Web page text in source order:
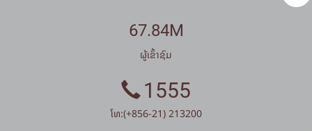
67.84M
ຜູ້ເຂົ້າຊົມ
1555
ໂທ:(+856-21) 213200